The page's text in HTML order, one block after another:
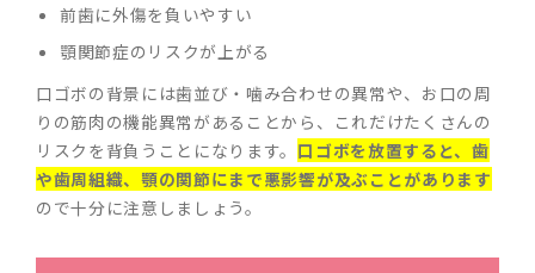
前歯に外傷を負いやすい
顎関節症のリスクが上がる
口ゴボの背景には歯並び・噛み合わせの異常や、お口の周
りの筋肉の機能異常があることから、これだけたくさんの
リスクを背負うことになります。 口ゴボを放置すると、歯
や歯周組織、顎の関節にまで悪影響が及ぶことがあります
ので十分に注意しましょう。